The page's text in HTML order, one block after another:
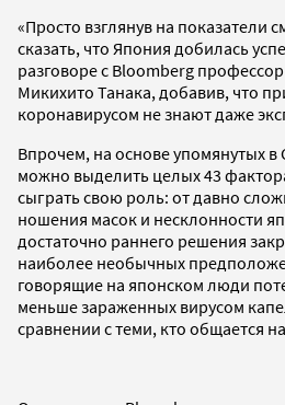
«Просто взглянув на показатели
сказать, что Япония добилась
разговоре с Bloomberg
Микихито Танака, добавив, что
коронавирусом не знают даже
Впрочем, на основе упомянутых
можно выделить целых 43
сыграть свою роль: от давно
ношения масок и несклонности
достаточно раннего решения
наиболее необычных
говорящие на японском люди
меньше зараженных вирусом
сравнении с теми, кто общается